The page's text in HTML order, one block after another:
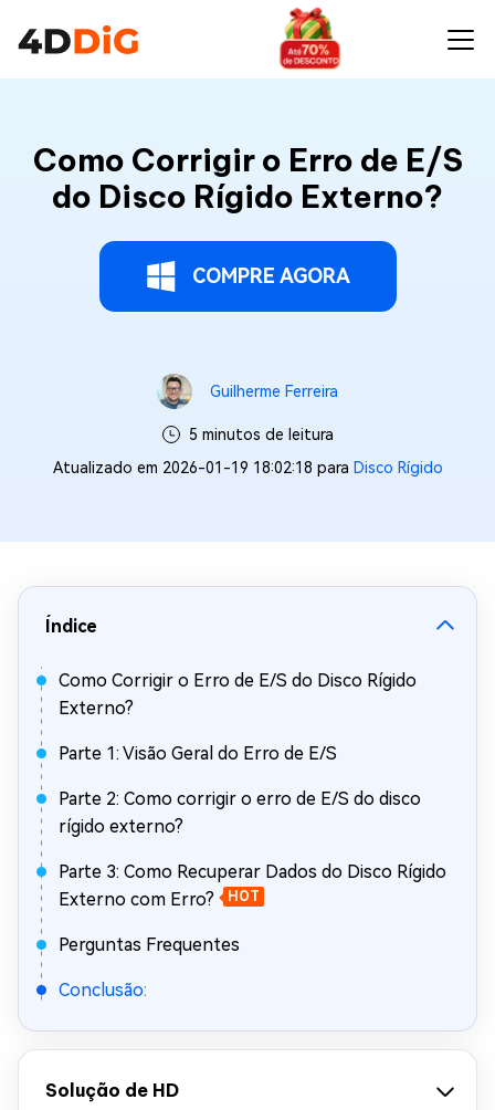
Como Corrigir o Erro de E/S
do Disco Rígido Externo?
COMPRE AGORA
Guilherme Ferreira
5 minutos de leitura
Atualizado em 2026-01-19 18:02:18 para Disco Rígido
Índice
Como Corrigir o Erro de E/S do Disco Rígido
Externo?
Parte 1: Visão Geral do Erro de E/S
Parte 2: Como corrigir o erro de E/S do disco
rígido externo?
Parte 3: Como Recuperar Dados do Disco Rígido
Externo com Erro?
HOT
Perguntas Frequentes
Conclusão:
Solução de HD